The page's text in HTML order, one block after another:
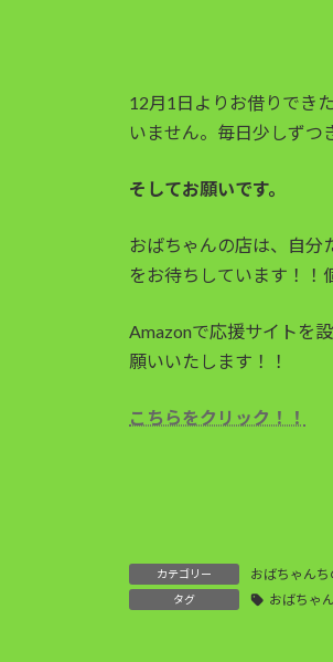
12月1日よりお借りでき
いません。毎日少しずつ
そしてお願いです。
おばちゃんの店は、自分
をお待ちしています！！
Amazonで応援サイトを
願いいたします！！
こちらをクリック！！
カテゴリー おばちゃんち
タグ おばちゃ